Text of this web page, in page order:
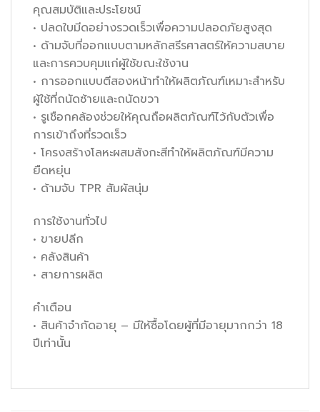
คุณสมบัติและประโยชน์
• ปลดใบมีดอย่างรวดเร็วเพื่อความปลอดภัยสูงสุด
• ด้ามจับที่ออกแบบตามหลักสรีรศาสตร์ให้ความสบาย
และการควบคุมแก่ผู้ใช้ขณะใช้งาน
• การออกแบบตีสองหน้าทำให้ผลิตภัณฑ์เหมาะสำหรับ
ผู้ใช้ที่ถนัดซ้ายและถนัดขวา
• รูเชือกคล้องช่วยให้คุณถือผลิตภัณฑ์ไว้กับตัวเพื่อ
การเข้าถึงที่รวดเร็ว
• โครงสร้างโลหะผสมสังกะสีทำให้ผลิตภัณฑ์มีความ
ยืดหยุ่น
• ด้ามจับ TPR สัมผัสนุ่ม
การใช้งานทั่วไป
• ขายปลีก
• คลังสินค้า
• สายการผลิต
คำเตือน
• สินค้าจำกัดอายุ – มีให้ซื้อโดยผู้ที่มีอายุมากกว่า 18
ปีเท่านั้น